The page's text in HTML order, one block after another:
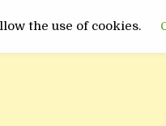
INEDIT FUNNY SANATATE
the use of cookies.